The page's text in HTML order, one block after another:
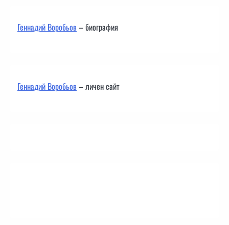
Геннадий Воробьов– биография
Геннадий Воробьов– личен сайт